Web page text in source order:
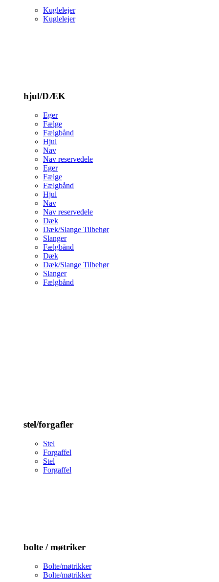
Kuglelejer
Kuglelejer
hjul/DÆK
Eger
Fælge
Fælgbånd
Hjul
Nav
Nav reservedele
Eger
Fælge
Fælgbånd
Hjul
Nav
Nav reservedele
Dæk
Dæk/Slange Tilbehør
Slanger
Fælgbånd
Dæk
Dæk/Slange Tilbehør
Slanger
Fælgbånd
stel/forgafler
Stel
Forgaffel
Stel
Forgaffel
bolte / møtriker
Bolte/møtrikker
Bolte/møtrikker